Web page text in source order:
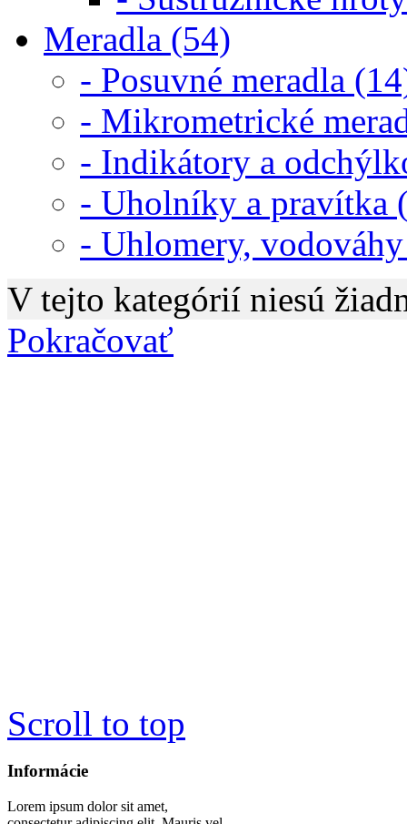
Meradla (54)
- Posuvné meradla
- Mikrometrické
- Indikátory a
- Uholníky a pravítka
- Uhlomery,
V tejto kategórií niesú
Pokračovať
Scroll to top
Informácie
Lorem ipsum dolor sit amet,